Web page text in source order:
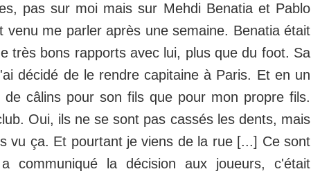
pas sur moi mais sur Mehdi Benatia et Pablo
venu me parler après une semaine. Benatia était
très bons rapports avec lui, plus que du foot. Sa
décidé de le rendre capitaine à Paris. Et en un
câlins pour son fils que pour mon propre fils.
Oui, ils ne se sont pas cassés les dents, mais
vu ça. Et pourtant je viens de la rue [...] Ce sont
communiqué la décision aux joueurs, c'était